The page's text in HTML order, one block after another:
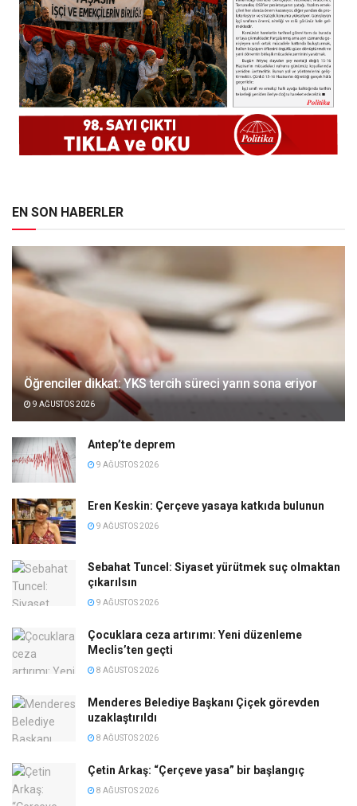
EN SON HABERLER
Öğrenciler dikkat: YKS tercih süreci yarın sona eriyor
9 AĞUSTOS 2026
Antep’te deprem
9 AĞUSTOS 2026
Eren Keskin: Çerçeve yasaya katkıda bulunun
9 AĞUSTOS 2026
Sebahat Tuncel: Siyaset yürütmek suç olmaktan
çıkarılsın
9 AĞUSTOS 2026
Çocuklara ceza artırımı: Yeni düzenleme
Meclis’ten geçti
8 AĞUSTOS 2026
Menderes Belediye Başkanı Çiçek görevden
uzaklaştırıldı
8 AĞUSTOS 2026
Çetin Arkaş: “Çerçeve yasa” bir başlangıç
8 AĞUSTOS 2026